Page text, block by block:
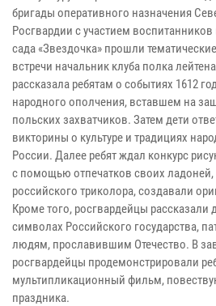
бригады оперативного назначения
Росгвардии с участием
сада «Звездочка» прошли
встречи начальник клуба полка
рассказала ребятам о событиях 1612
народного ополчения, вставшем на
польских захватчиков. Затем дети
викторины о культуре и традициях
России. Далее ребят ждал конкурс
с помощью отпечатков своих
российского триколора, создавали
Кроме того, росгвардейцы рассказали
символах Российского государства,
людям, прославившим Отечество. В
росгвардейцы продемонстрировали
мультипликационный фильм,
праздника.